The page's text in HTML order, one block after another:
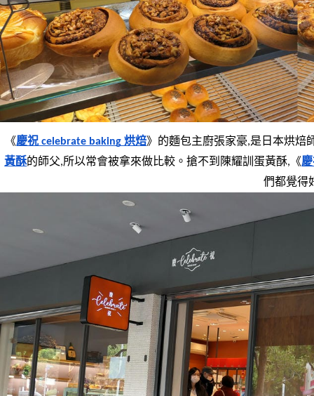
《慶祝 celebrate baking 烘焙》的麵包主廚張家豪,是日本烘焙
黃酥的師父,所以常會被拿來做比較。搶不到陳耀訓蛋黃酥,《
們都覺得